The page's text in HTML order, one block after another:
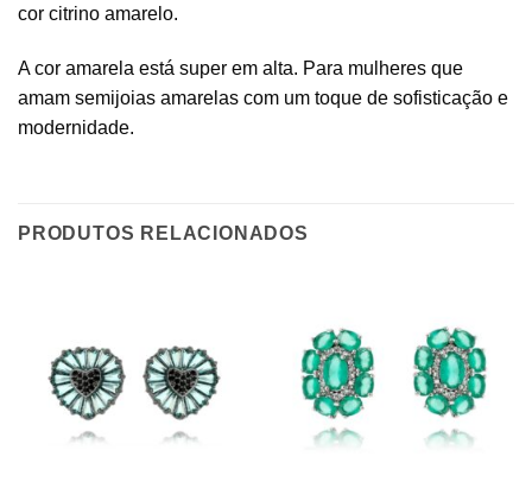
cor citrino amarelo.
A cor amarela está super em alta. Para mulheres que
amam semijoias amarelas com um toque de sofisticação e
modernidade.
PRODUTOS RELACIONADOS